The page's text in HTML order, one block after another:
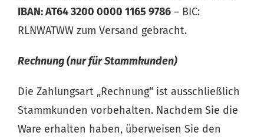
IBAN: AT64 3200 0000 1165 9786 – BIC:
RLNWATWW zum Versand gebracht.
Rechnung (nur für Stammkunden)
Die Zahlungsart „Rechnung“ ist ausschließlich
Stammkunden vorbehalten. Nachdem Sie die
Ware erhalten haben, überweisen Sie den